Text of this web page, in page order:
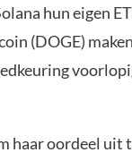
hun eigen
(DOGE)
haar oordeel uit